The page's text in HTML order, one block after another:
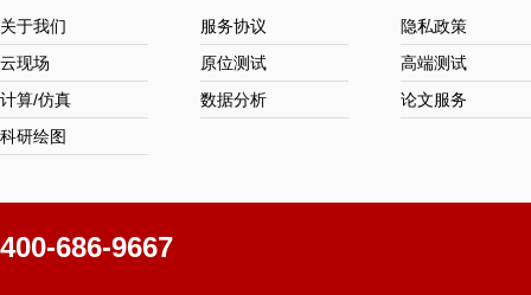
关于我们 服务协议
隐私政策
云现场
原位测试
高端测试
计算/仿真
数据分析
论文服务
科研绘图
400-686-9667